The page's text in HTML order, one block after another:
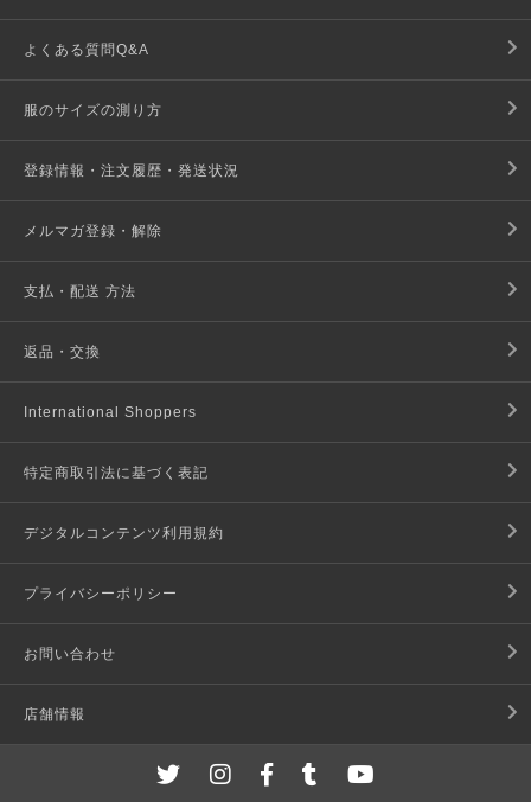
よくある質問Q&A
服のサイズの測り方
登録情報・注文履歴・発送状況
メルマガ登録・解除
支払・配送 方法
返品・交換
International Shoppers
特定商取引法に基づく表記
デジタルコンテンツ利用規約
プライバシーポリシー
お問い合わせ
店舗情報